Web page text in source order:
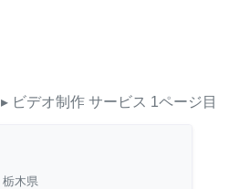
▸ ビデオ制作 サービス 1ページ目
栃木県